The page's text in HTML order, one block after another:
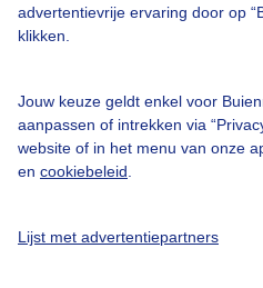
advertentievrije ervaring door op
klikken.
Jouw keuze geldt enkel voor
aanpassen of intrekken via
website of in het menu van onze
en cookiebeleid
Lijst met advertentiepartners
@BuienradarNL
Buienradar